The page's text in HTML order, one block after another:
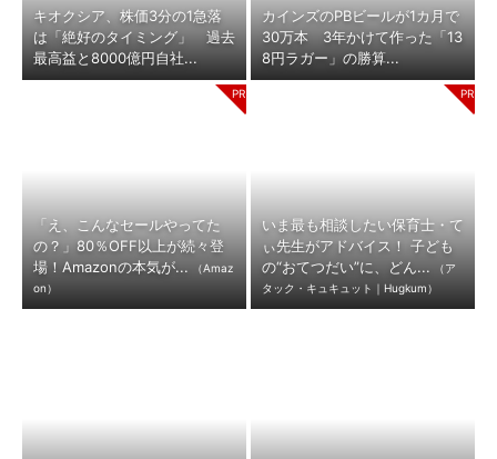
キオクシア、株価3分の1急落
は「絶好のタイミング」 過去
最高益と8000億円自社...
カインズのPBビールが1カ月で
30万本 3年かけて作った「13
8円ラガー」の勝算...
「え、こんなセールやってた
の？」80％OFF以上が続々登
場！Amazonの本気が...
（Amaz
on）
いま最も相談したい保育士・て
ぃ先生がアドバイス！ 子ども
の“おてつだい”に、どん...
（ア
タック・キュキュット｜Hugkum）